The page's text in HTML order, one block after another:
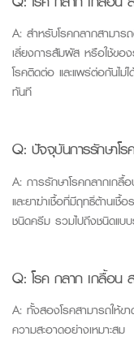
A: สำหรับโรคกลากสามา
เลี่ยงการสัมผัส หรือใช้ขอ
โรคติดต่อ และแพร่ต่อกันไม่
ทันที
Q: ปัจจุบันการรักษาโ
A: การรักษาโรคกลากเกลื้
และยาฆ่าเชื้อที่มีฤทธิ์ต้านเชื้
ชนิดครีม รวมไปถึงชนิดแบบ
Q: โรค กลาก เกลื้อน
A: ทั้งสองโรคสามารถให้ข
ความสะอาดอย่างเหมาะสม